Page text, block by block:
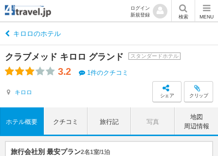
ログイン
新規登録
検索 MENU
キロロのホテル
クラブメッド キロロ グランド スタンダードホテル
3.2 1件のクチコミ
キロロ シェア クリップ
ホテル概要 クチコミ 旅行記 写真
地図
周辺情報
旅行会社別 最安プラン2名1室/1泊